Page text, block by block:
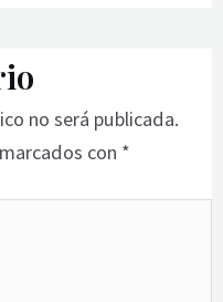
no será publicada.
con *